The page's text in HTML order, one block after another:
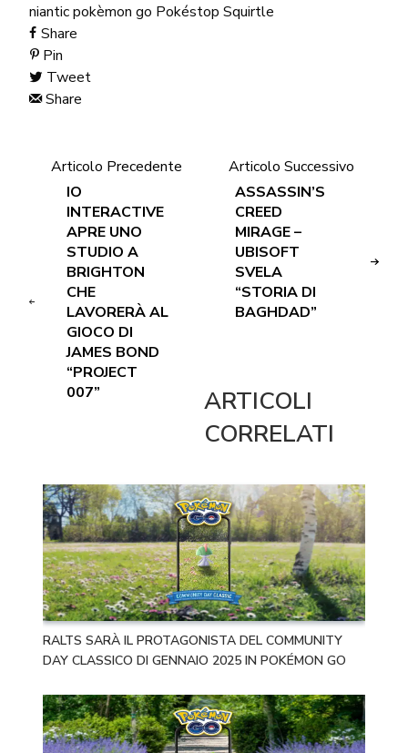
nianticpokèmon go Pokéstop Squirtle
Share
Pin
Tweet
Share
Articolo Precedente
IO
INTERACTIVE
APRE UNO
STUDIO A
BRIGHTON
CHE
LAVORERÀ AL
GIOCO DI
JAMES BOND
“PROJECT
007”
Articolo Successivo
ASSASSIN’S
CREED
MIRAGE –
UBISOFT
SVELA
“STORIA DI
BAGHDAD”
ARTICOLI
CORRELATI
RALTS SARÀ IL PROTAGONISTA DEL COMMUNITY
DAY CLASSICO DI GENNAIO 2025 IN POKÉMON GO